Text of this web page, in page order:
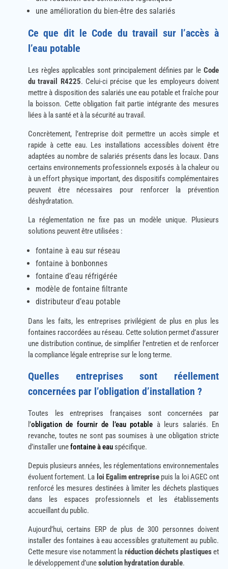
une amélioration du bien-être des salariés
Ce que dit le Code du travail sur l’accès à
l’eau potable
Les règles applicables sont principalement définies par le Code
du travail R4225. Celui-ci précise que les employeurs doivent
mettre à disposition des salariés une eau potable et fraîche pour
la boisson. Cette obligation fait partie intégrante des mesures
liées à la santé et à la sécurité au travail.
Concrètement, l’entreprise doit permettre un accès simple et
rapide à cette eau. Les installations accessibles doivent être
adaptées au nombre de salariés présents dans les locaux. Dans
certains environnements professionnels exposés à la chaleur ou
à un effort physique important, des dispositifs complémentaires
peuvent être nécessaires pour renforcer la prévention
déshydratation.
La réglementation ne fixe pas un modèle unique. Plusieurs
solutions peuvent être utilisées :
fontaine à eau sur réseau
fontaine à bonbonnes
fontaine d’eau réfrigérée
modèle de fontaine filtrante
distributeur d’eau potable
Dans les faits, les entreprises privilégient de plus en plus les
fontaines raccordées au réseau. Cette solution permet d’assurer
une distribution continue, de simplifier l’entretien et de renforcer
la compliance légale entreprise sur le long terme.
Quelles entreprises sont réellement
concernées par l’obligation d’installation ?
Toutes les entreprises françaises sont concernées par
l’obligation de fournir de l’eau potable à leurs salariés. En
revanche, toutes ne sont pas soumises à une obligation stricte
d’installer unefontaine à eauspécifique.
Depuis plusieurs années, les réglementations environnementales
évoluent fortement. La loi Egalim entreprisepuis la loi AGEC ont
renforcé les mesures destinées à limiter les déchets plastiques
dans les espaces professionnels et les établissements
accueillant du public.
Aujourd’hui, certains ERP de plus de 300 personnes doivent
installer des fontaines à eau accessibles gratuitement au public.
Cette mesure vise notamment la réduction déchets plastiqueset
le développement d’unesolution hydratation durable.